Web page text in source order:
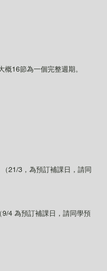
16節為一個完整週期。
21/3，為預訂補課日，請同
4 為預訂補課日，請同學預